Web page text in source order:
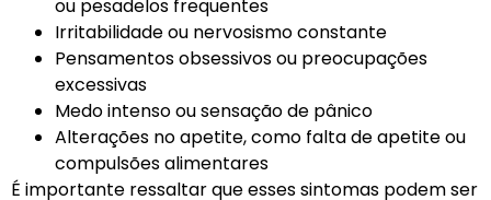
ou pesadelos frequentes
Irritabilidade ou nervosismo constante
Pensamentos obsessivos ou preocupações
excessivas
Medo intenso ou sensação de pânico
Alterações no apetite, como falta de apetite ou
compulsões alimentares
É importante ressaltar que esses sintomas podem ser